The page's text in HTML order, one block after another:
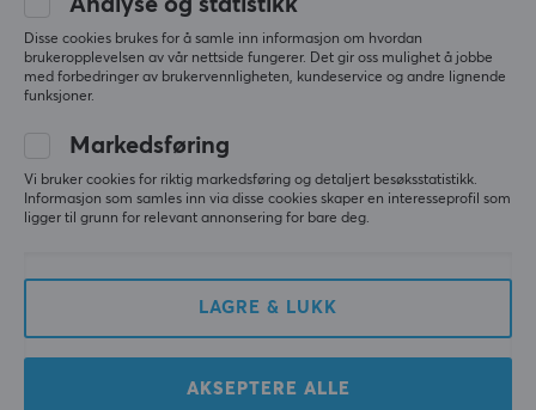
Rammekonstruksjon
Stål
Vinkeljustering
Hydraulisk gasstempel
Klasse 4
Forsterket aluminium
Vis originalen
5 mo. ago
Level 3
Cheesing Private
Min forrige stol var fra Arozzi, men den var i stoff, og
dette skinnet er flott så langt. Jeg kan bare
forestille meg hvor varmt det blir om sommeren,
men det er prisen du betaler for en klassisk stol.
Analyse og statistikk
Disse cookies brukes for å samle inn informasjon om hvordan
brukeropplevelsen av vår nettside fungerer. Det gir oss mulighet å jobbe
med forbedringer av brukervennligheten, kundeservice og andre lignende
funksjoner.
Markedsføring
Vi bruker cookies for riktig markedsføring og detaljert besøksstatistikk.
Informasjon som samles inn via disse cookies skaper en interesseprofil som
ligger til grunn for relevant annonsering for bare deg.
LAGRE & LUKK
AKSEPTERE ALLE